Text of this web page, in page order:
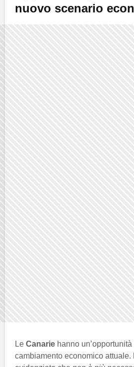
nuovo scenario
Le Canarie hanno
cambiamento economico attuale.